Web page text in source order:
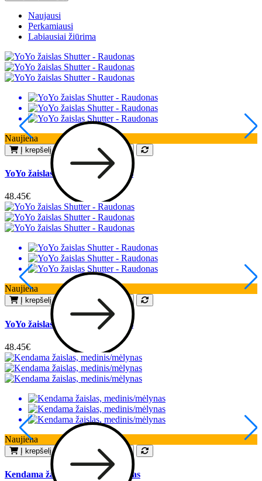
Naujausi
Perkamiausi
Labiausiai žiūrima
Naujiena
Į krepšelį Pageidauti
YoYo žaislas Shutter - Raudonas
48.45€
Naujiena
Į krepšelį Pageidauti
YoYo žaislas Shutter - Raudonas
48.45€
Naujiena
Į krepšelį Pageidauti
Kendama žaislas, medinis/mėlynas